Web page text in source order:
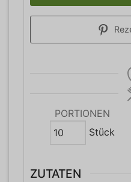
PORTIONEN
Stück
ZUTATEN